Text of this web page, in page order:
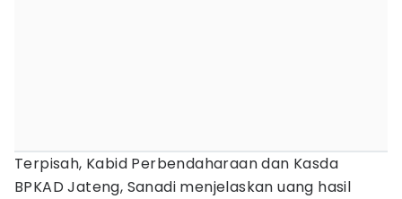
Terpisah, Kabid Perbendaharaan dan Kasda
BPKAD Jateng, Sanadi menjelaskan uang hasil